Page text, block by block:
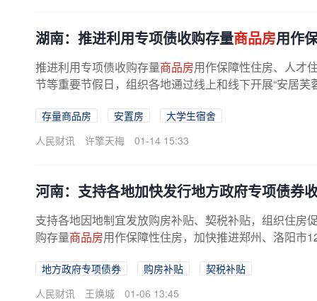
湖南：推进利用专项债收购存量商品房用作
推进利用专项债收购存量商品房用作保障性住房、人才
节等重要节假日，组织各地通过线上和线下开展“安居
存量商品房 安置房
大学生宿舍
人民财讯
许擎天梅 01-14 15:33
河南：支持各地加快发行地方政府专项债券
支持各地因地制宜发放购房补贴、契税补贴，组织住房
购存量商品房用作保障性住房，加快推进郑州、洛阳市
地方政府专项债券 购房补贴
契税补贴
人民财讯
王焕城 01-06 13:45